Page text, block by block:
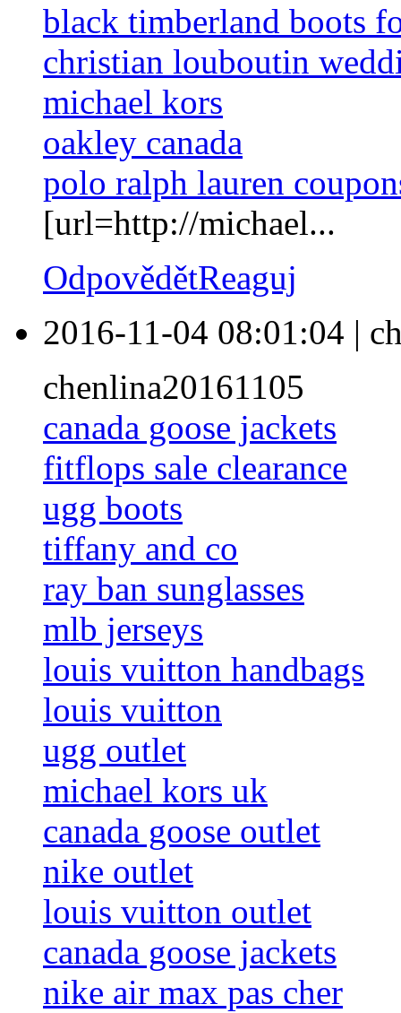
black timberland boots
christian louboutin
michael kors
oakley canada
polo ralph lauren
[url=http://michael...
OdpovědětReaguj
2016-11-04 08:01:04 |
chenlina20161105
canada goose jackets
fitflops sale clearance
ugg boots
tiffany and co
ray ban sunglasses
mlb jerseys
louis vuitton handbags
louis vuitton
ugg outlet
michael kors uk
canada goose outlet
nike outlet
louis vuitton outlet
canada goose jackets
nike air max pas cher